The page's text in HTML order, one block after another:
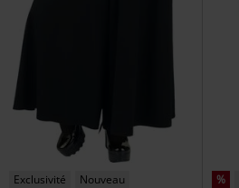
Exclusivité
Nouveau
%